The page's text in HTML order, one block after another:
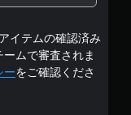
の
4
.
イテムの確認済み
ムで審査されま
ーをご確認くださ